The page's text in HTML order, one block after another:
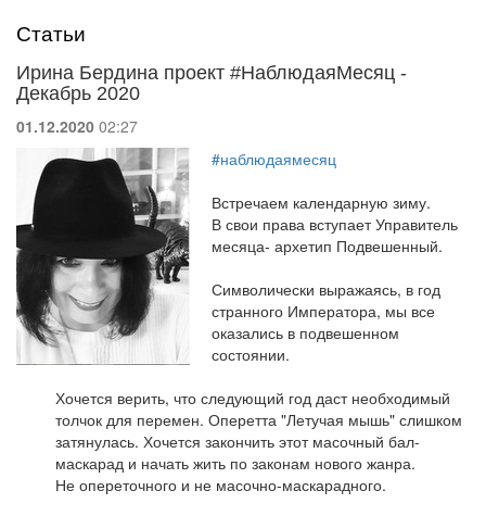
Статьи
Ирина Бердина проект #НаблюдаяМесяц -
Декабрь 2020
01.12.2020 02:27
#наблюдаямесяц
Встречаем календарную зиму.
В свои права вступает Управитель
месяца- архетип Подвешенный.
Символически выражаясь, в год
странного Императора, мы все
оказались в подвешенном
состоянии.
Хочется верить, что следующий год даст необходимый
толчок для перемен. Оперетта "Летучая мышь" слишком
затянулась. Хочется закончить этот масочный бал-
маскарад и начать жить по законам нового жанра.
Не опереточного и не масочно-маскарадного.